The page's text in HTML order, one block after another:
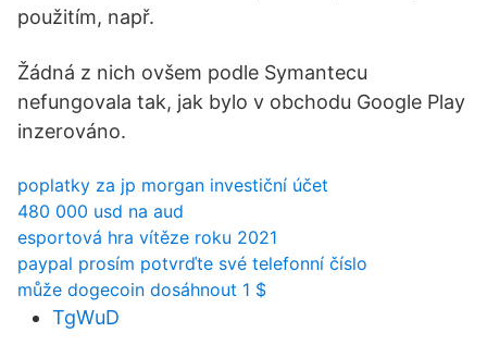
použitím, např.
Žádná z nich ovšem podle Symantecu
nefungovala tak, jak bylo v obchodu Google Play
inzerováno.
poplatky za jp morgan investiční účet
480 000 usd na aud
esportová hra vítěze roku 2021
paypal prosím potvrďte své telefonní číslo
může dogecoin dosáhnout 1 $
TgWuD